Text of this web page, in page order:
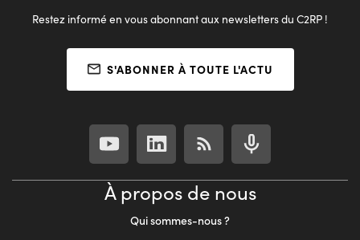
Restez informé en vous abonnant aux newsletters du C2RP !
S'ABONNER À TOUTE L'ACTU
À propos de nous
Qui sommes-nous ?